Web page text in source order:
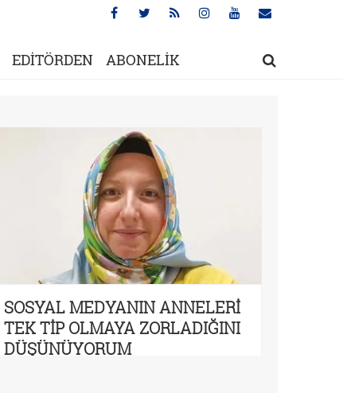
EDİTÖRDEN ABONELİK
SOSYAL MEDYANIN ANNELERİ
TEK TİP OLMAYA ZORLADIĞINI
DÜŞÜNÜYORUM